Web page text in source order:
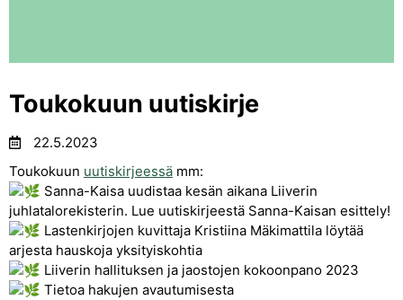
Toukokuun uutiskirje
22.5.2023
Toukokuun uutiskirjeessä mm:
Sanna-Kaisa uudistaa kesän aikana Liiverin
juhlatalorekisterin. Lue uutiskirjeestä Sanna-Kaisan esittely!
Lastenkirjojen kuvittaja Kristiina Mäkimattila löytää
arjesta hauskoja yksityiskohtia
Liiverin hallituksen ja jaostojen kokoonpano 2023
Tietoa hakujen avautumisesta